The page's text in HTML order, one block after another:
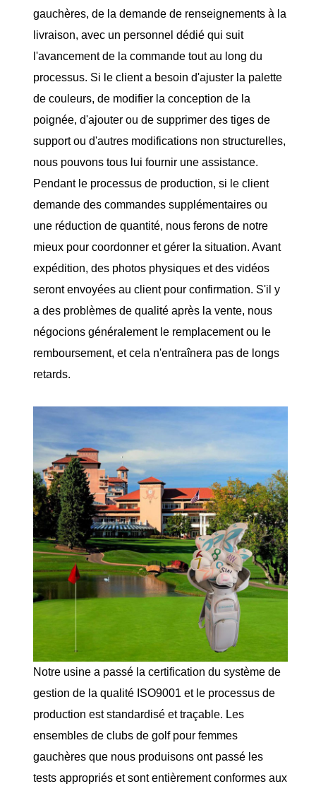
gauchères, de la demande de renseignements à la
livraison, avec un personnel dédié qui suit
l'avancement de la commande tout au long du
processus. Si le client a besoin d'ajuster la palette
de couleurs, de modifier la conception de la
poignée, d'ajouter ou de supprimer des tiges de
support ou d'autres modifications non structurelles,
nous pouvons tous lui fournir une assistance.
Pendant le processus de production, si le client
demande des commandes supplémentaires ou
une réduction de quantité, nous ferons de notre
mieux pour coordonner et gérer la situation. Avant
expédition, des photos physiques et des vidéos
seront envoyées au client pour confirmation. S'il y
a des problèmes de qualité après la vente, nous
négocions généralement le remplacement ou le
remboursement, et cela n'entraînera pas de longs
retards.
Notre usine a passé la certification du système de
gestion de la qualité ISO9001 et le processus de
production est standardisé et traçable. Les
ensembles de clubs de golf pour femmes
gauchères que nous produisons ont passé les
tests appropriés et sont entièrement conformes aux